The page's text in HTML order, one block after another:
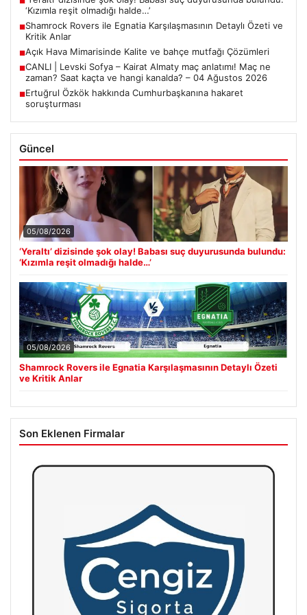
‘Kızımla reşit olmadığı halde…’
■Shamrock Rovers ile Egnatia Karşılaşmasının Detaylı Özeti ve
Kritik Anlar
■Açık Hava Mimarisinde Kalite ve bahçe mutfağı Çözümleri
■CANLI | Levski Sofya – Kairat Almaty maç anlatımı! Maç ne
zaman? Saat kaçta ve hangi kanalda? – 04 Ağustos 2026
■Ertuğrul Özkök hakkında Cumhurbaşkanına hakaret
soruşturması
Güncel
05/08/2026
‘Yeraltı’ dizisinde şok olay! Babası suç duyurusunda bulundu:
‘Kızımla reşit olmadığı halde…’
05/08/2026
Shamrock Rovers ile Egnatia Karşılaşmasının Detaylı Özeti
ve Kritik Anlar
Son Eklenen Firmalar